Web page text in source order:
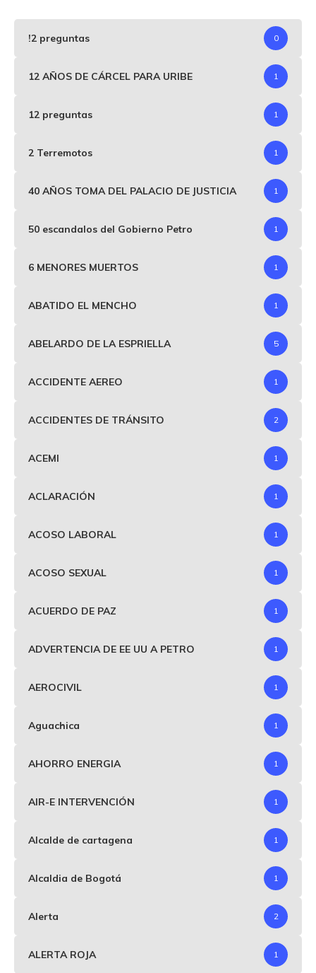
!2 preguntas 0
12 AÑOS DE CÁRCEL PARA URIBE 1
12 preguntas 1
2 Terremotos 1
40 AÑOS TOMA DEL PALACIO DE JUSTICIA 1
50 escandalos del Gobierno Petro 1
6 MENORES MUERTOS 1
ABATIDO EL MENCHO 1
ABELARDO DE LA ESPRIELLA 5
ACCIDENTE AEREO 1
ACCIDENTES DE TRÁNSITO 2
ACEMI 1
ACLARACIÓN 1
ACOSO LABORAL 1
ACOSO SEXUAL 1
ACUERDO DE PAZ 1
ADVERTENCIA DE EE UU A PETRO 1
AEROCIVIL 1
Aguachica 1
AHORRO ENERGIA 1
AIR-E INTERVENCIÓN 1
Alcalde de cartagena 1
Alcaldia de Bogotá 1
Alerta 2
ALERTA ROJA 1